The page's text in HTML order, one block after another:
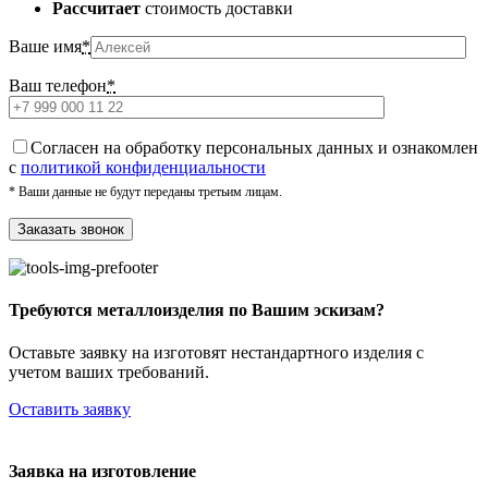
Рассчитает стоимость доставки
Ваше имя*
Ваш телефон*
Cогласен на обработку персональных данных и ознакомлен
с политикой конфиденциальности
* Ваши данные не будут переданы третьим лицам.
Требуются металлоизделия по Вашим эскизам?
Оставьте заявку на изготовят нестандартного изделия с
учетом ваших требований.
Оставить заявку
Заявка на изготовление